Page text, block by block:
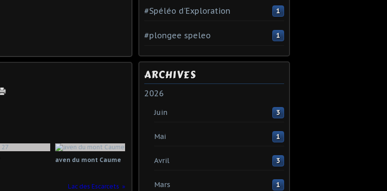
aven du mont Caume
Lac des Escarcets
#Spéléo d'Exploration 1
#plongee speleo 1
ARCHIVES
2026
Juin 3
Mai 1
Avril 3
Mars 1